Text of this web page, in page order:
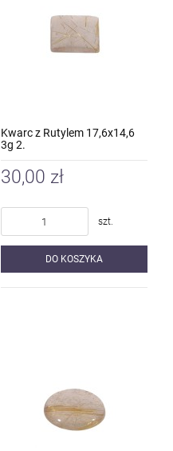
Kwarc z Rutylem 17,6x14,6
3g 2.
30,00 zł
szt.
DO KOSZYKA